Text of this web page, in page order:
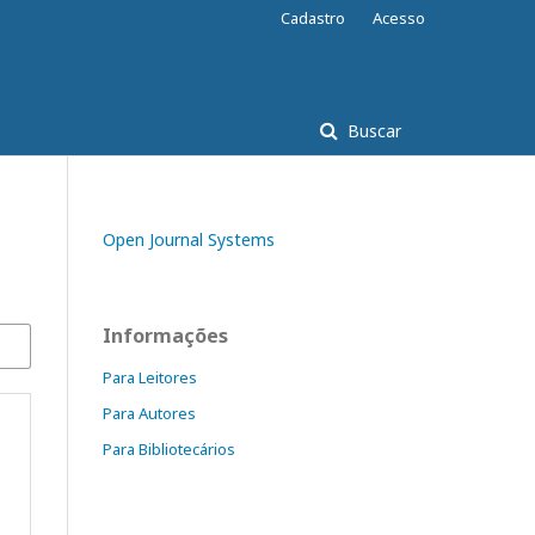
Buscar
Cadastro Acesso
Open Journal Systems
Informações
Para Leitores
Para Autores
Para Bibliotecários